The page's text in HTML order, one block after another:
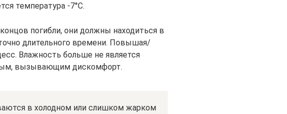
температура -7°C.
погибли, они должны находиться в
длительного времени. Повышая/
Влажность больше не является
вызывающим дискомфорт.
в холодном или слишком жарком